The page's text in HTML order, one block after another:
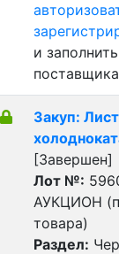
и
Закуп: Лист
[Завершен]
Лот №:
АУКЦИОН
товара)
Раздел: